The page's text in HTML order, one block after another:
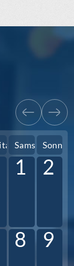
Samstag
1 2
8 9